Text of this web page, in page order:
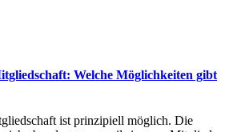
Welche Möglichkeiten gibt
ist prinzipiell möglich. Die